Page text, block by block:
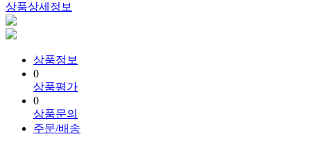
상품상세정보
상품정보
0
상품평가
0
상품문의
주문/배송